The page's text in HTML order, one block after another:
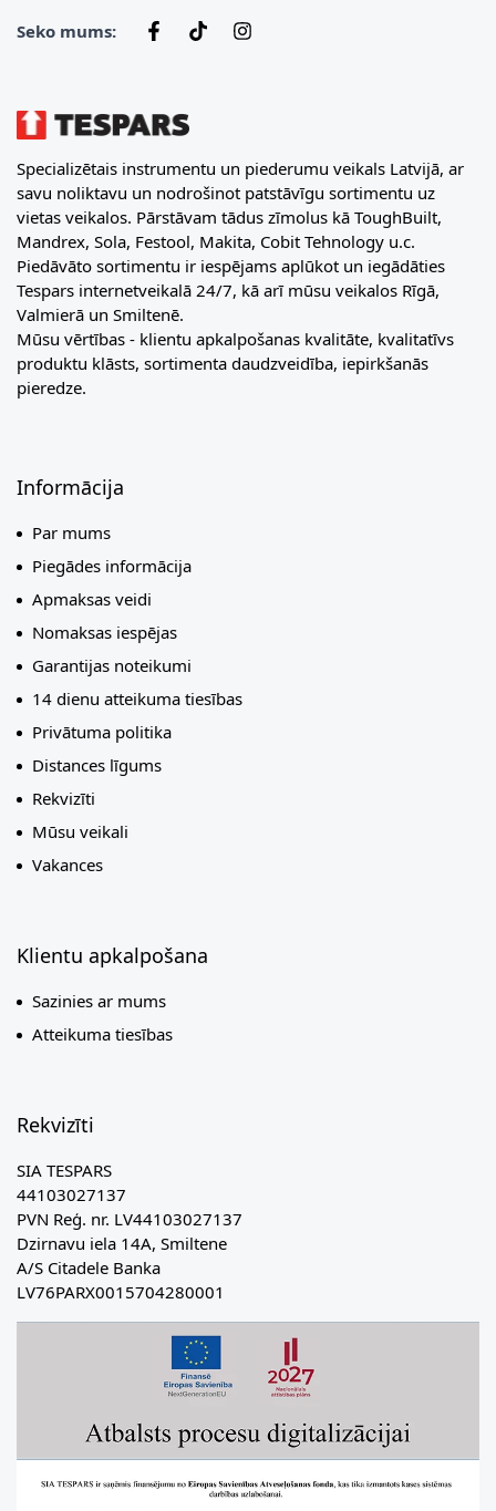
Seko mums:
Specializētais instrumentu un piederumu veikals Latvijā, ar
savu noliktavu un nodrošinot patstāvīgu sortimentu uz
vietas veikalos. Pārstāvam tādus zīmolus kā ToughBuilt,
Mandrex, Sola, Festool, Makita, Cobit Tehnology u.c.
Piedāvāto sortimentu ir iespējams aplūkot un iegādāties
Tespars internetveikalā 24/7, kā arī mūsu veikalos Rīgā,
Valmierā un Smiltenē.
Mūsu vērtības - klientu apkalpošanas kvalitāte, kvalitatīvs
produktu klāsts, sortimenta daudzveidība, iepirkšanās
pieredze.
Informācija
Par mums
Piegādes informācija
Apmaksas veidi
Nomaksas iespējas
Garantijas noteikumi
14 dienu atteikuma tiesības
Privātuma politika
Distances līgums
Rekvizīti
Mūsu veikali
Vakances
Klientu apkalpošana
Sazinies ar mums
Atteikuma tiesības
Rekvizīti
SIA TESPARS
44103027137
PVN Reģ. nr. LV44103027137
Dzirnavu iela 14A, Smiltene
A/S Citadele Banka
LV76PARX0015704280001